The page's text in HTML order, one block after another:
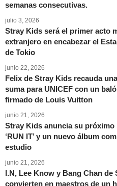
semanas consecutivas.
julio 3, 2026
Stray Kids será el primer acto
extranjero en encabezar el
de Tokio
junio 22, 2026
Felix de Stray Kids recauda
suma para UNICEF con un
firmado de Louis Vuitton
junio 21, 2026
Stray Kids anuncia su próximo
‘RUN IT’ y un nuevo álbum
estudio
junio 21, 2026
I.N, Lee Know y Bang Chan de
convierten en maestros de un